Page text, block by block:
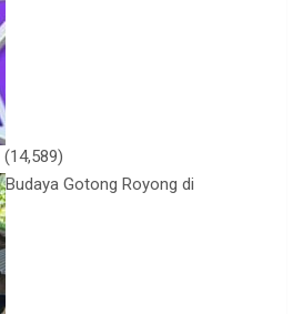
(14,589)
Budaya Gotong Royong di